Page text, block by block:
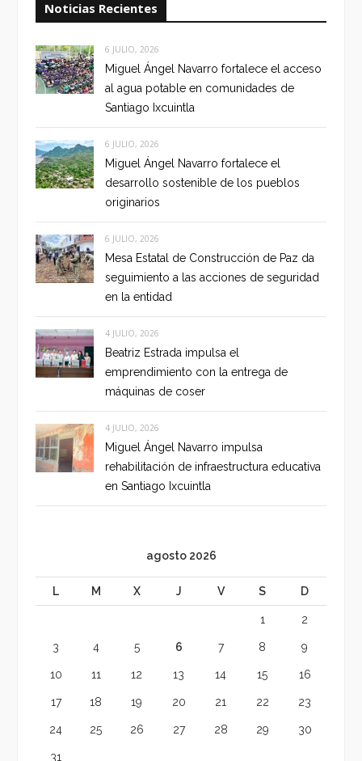
Noticias Recientes
6 JULIO, 2026
Miguel Ángel Navarro fortalece el acceso
al agua potable en comunidades de
Santiago Ixcuintla
6 JULIO, 2026
Miguel Ángel Navarro fortalece el
desarrollo sostenible de los pueblos
originarios
6 JULIO, 2026
Mesa Estatal de Construcción de Paz da
seguimiento a las acciones de seguridad
en la entidad
4 JULIO, 2026
Beatriz Estrada impulsa el
emprendimiento con la entrega de
máquinas de coser
4 JULIO, 2026
Miguel Ángel Navarro impulsa
rehabilitación de infraestructura educativa
en Santiago Ixcuintla
agosto 2026
L M X J V S D
1 2
3 4 5 6 7 8 9
10 11 12 13 14 15 16
17 18 19 20 21 22 23
24 25 26 27 28 29 30
31